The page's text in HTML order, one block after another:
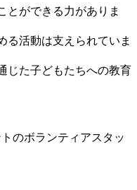
とができる力がありま
る活動は支えられていま
じた子どもたちへの教育
のボランティアスタッ